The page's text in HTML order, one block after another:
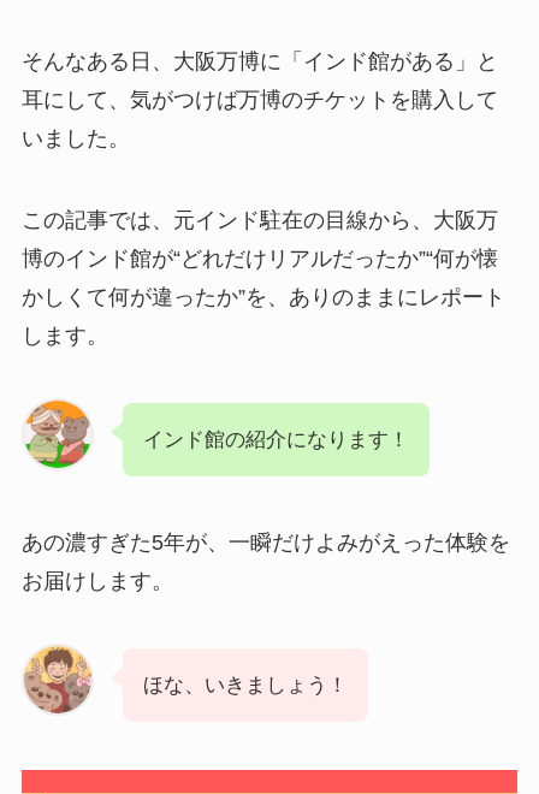
そんなある日、大阪万博に「インド館がある」と
耳にして、気がつけば万博のチケットを購入して
いました。
この記事では、元インド駐在の目線から、大阪万
博のインド館が“どれだけリアルだったか”“何が懐
かしくて何が違ったか”を、ありのままにレポート
します。
インド館の紹介になります！
あの濃すぎた5年が、一瞬だけよみがえった体験を
お届けします。
ほな、いきましょう！